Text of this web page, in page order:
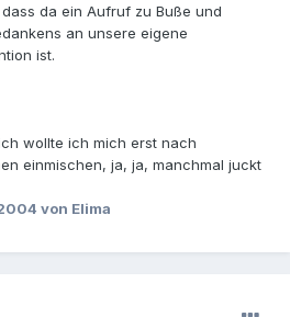
da ein Aufruf zu Buße und
an unsere eigene
ist.
wollte ich mich erst nach
einmischen, ja, ja, manchmal juckt
von Elima